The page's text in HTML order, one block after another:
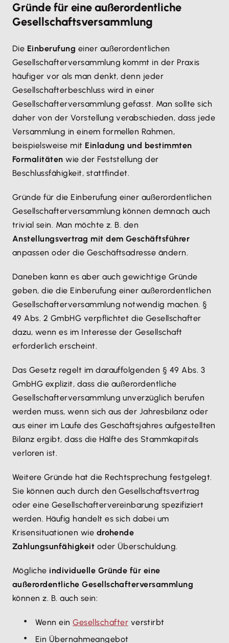
Gründe für eine außerordentliche
Gesellschaftsversammlung
Die Einberufung einer außerordentlichen
Gesellschafterversammlung kommt in der Praxis
häufiger vor als man denkt, denn jeder
Gesellschafterbeschluss wird in einer
Gesellschafterversammlung gefasst. Man sollte sich
daher von der Vorstellung verabschieden, dass jede
Versammlung in einem formellen Rahmen,
beispielsweise mit Einladung und bestimmten
Formalitäten wie der Feststellung der
Beschlussfähigkeit, stattfindet.
Gründe für die Einberufung einer außerordentlichen
Gesellschafterversammlung können demnach auch
trivial sein. Man möchte z. B. den
Anstellungsvertrag mit dem Geschäftsführer
anpassen oder die Geschäftsadresse ändern.
Daneben kann es aber auch gewichtige Gründe
geben, die die Einberufung einer außerordentlichen
Gesellschafterversammlung notwendig machen. §
49 Abs. 2 GmbHG verpflichtet die Gesellschafter
dazu, wenn es im Interesse der Gesellschaft
erforderlich erscheint.
Das Gesetz regelt im darauffolgenden § 49 Abs. 3
GmbHG explizit, dass die außerordentliche
Gesellschafterversammlung unverzüglich berufen
werden muss, wenn sich aus der Jahresbilanz oder
aus einer im Laufe des Geschäftsjahres aufgestellten
Bilanz ergibt, dass die Hälfte des Stammkapitals
verloren ist.
Weitere Gründe hat die Rechtsprechung festgelegt.
Sie können auch durch den Gesellschaftsvertrag
oder eine Gesellschaftervereinbarung spezifiziert
werden. Häufig handelt es sich dabei um
Krisensituationen wie drohende
Zahlungsunfähigkeit oder Überschuldung.
Mögliche individuelle Gründe für eine
außerordentliche Gesellschafterversammlung
können z. B. auch sein:
Wenn einGesellschafter verstirbt
Ein Übernahmeangebot